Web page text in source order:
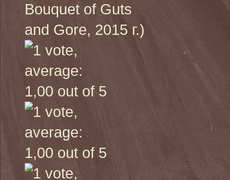
Bouquet of Guts
and Gore, 2015 г.)